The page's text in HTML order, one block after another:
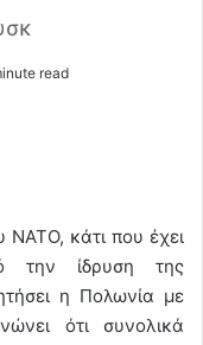
read
ΝΑΤΟ, κάτι που έχει
την ίδρυση της
η Πολωνία με
ότι συνολικά